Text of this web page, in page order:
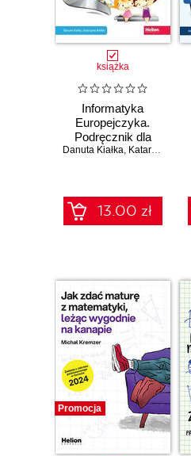
książka
Informatyka
Europejczyka.
Podręcznik dla
szkoły
II)
Danuta Kiałka, Katarzyna Kiałka
13.00 zł
Promocja